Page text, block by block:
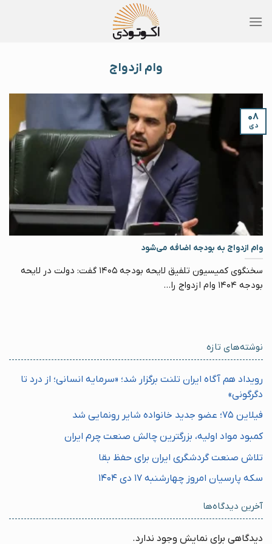
وام ازدواج
وام ازدواج به بودجه اضافه می‌شود
سخنگوی کمیسیون تلفیق لایحه بودجه ۱۴۰۵ گفت: دولت در لایحه
بودجه ۱۴۰۴ وام ازدواج را...
۰۸
دی
نوشته‌های تازه
رویداد هم آگاه ایران تلنت برگزار شد؛ «سرمایه انسانی؛ از درد تا
دگرگونی»
فیلاین ۷۵؛ عضو جدید خانواده شایر رونمایی شد
کمبود مواد اولیه، بزرگترین چالش صنعت چرم ایران
تلاش صنعت گردشگری ایران برای حفظ بقا
سکه پارسیان امروز چهارشنبه ۱۷ دی ۱۴۰۴
آخرین دیدگاه‌ها
دیدگاهی برای نمایش وجود ندارد.